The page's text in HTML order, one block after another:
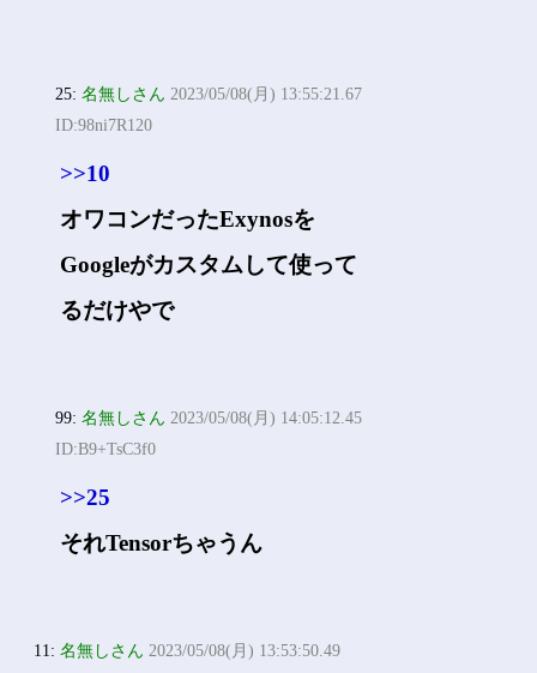
25:名無しさん 2023/05/08(月) 13:55:21.67
ID:98ni7R120
>>10
オワコンだったExynosを
Googleがカスタムして使って
るだけやで
99:名無しさん 2023/05/08(月) 14:05:12.45
ID:B9+TsC3f0
>>25
それTensorちゃうん
11:名無しさん 2023/05/08(月) 13:53:50.49